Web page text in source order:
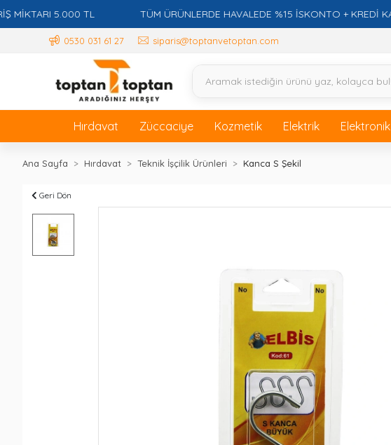
5.000 TL TÜM ÜRÜNLERDE HAVALEDE %15 İSKONTO + KREDİ
0530 031 61 27 siparis@toptanvetoptan.com
Hırdavat Züccaciye Kozmetik Elektrik Elektronik
Ana Sayfa Hırdavat Teknik İşçilik Ürünleri Kanca S Şekil
Geri Dön